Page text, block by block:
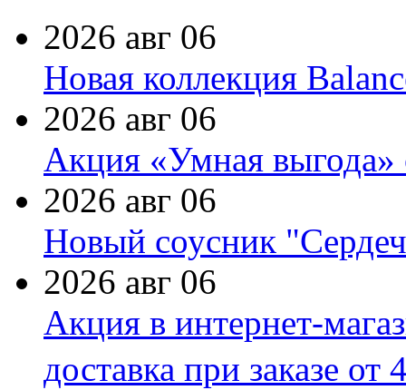
2026 авг 06
Новая коллекция
2026 авг 06
Акция «Умная выгода»
2026 авг 06
Новый соусник
2026 авг 06
Акция в интернет-
доставка при заказе от